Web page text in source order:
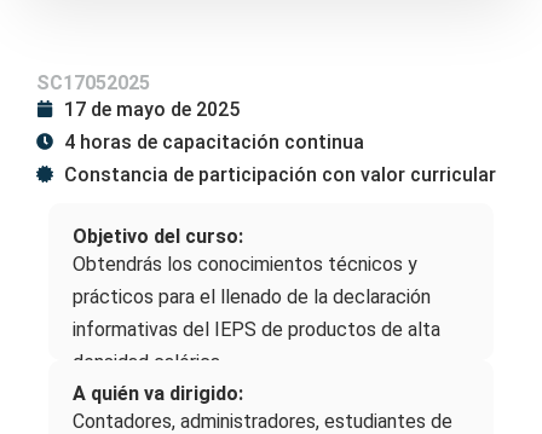
SC17052025
17 de mayo de 2025
4 horas de capacitación continua
Constancia de participación con valor curricular
Objetivo del curso:
Obtendrás los conocimientos técnicos y
prácticos para el llenado de la declaración
informativas del IEPS de productos de alta
densidad calórica
A quién va dirigido:
Contadores, administradores, estudiantes de